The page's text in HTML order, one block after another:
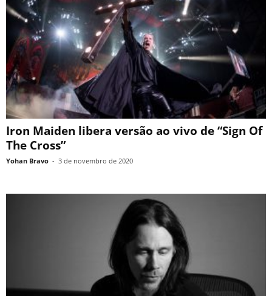
Iron Maiden libera versão ao vivo de “Sign Of
The Cross”
Yohan Bravo - 3 de novembro de 2020